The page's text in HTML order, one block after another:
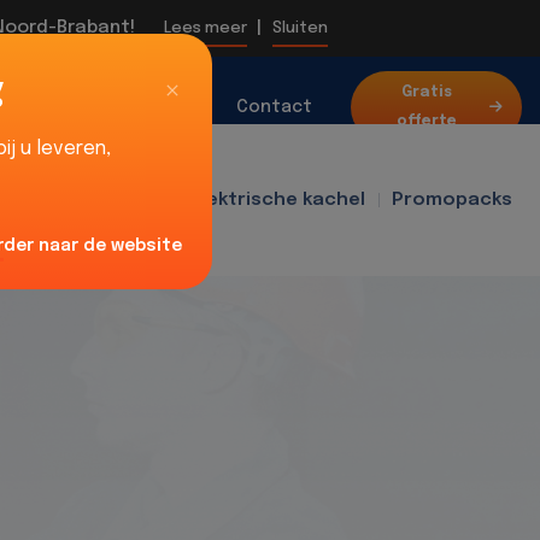
Brabant! Lees meer Sluiten
Contact
Gratis
offerte
Elektrische kachel Promopacks
u leveren,
naar de website